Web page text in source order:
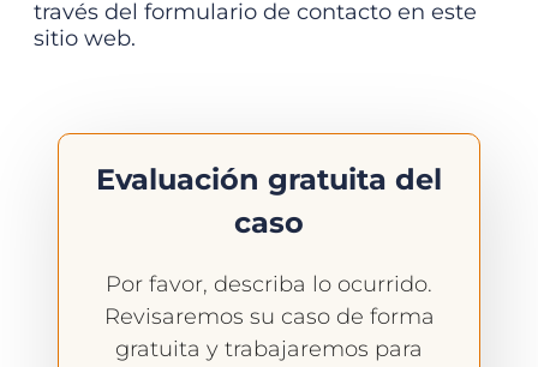
través del formulario de contacto en este
sitio web.
Evaluación gratuita del
caso
Por favor, describa lo ocurrido.
Revisaremos su caso de forma
gratuita y trabajaremos para